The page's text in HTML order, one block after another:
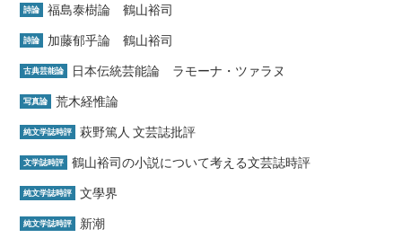
詩論 福島泰樹論 鶴山裕司
詩論 加藤郁乎論 鶴山裕司
古典芸能論 日本伝統芸能論 ラモーナ・ツァラヌ
写真論 荒木経惟論
純文学誌時評 萩野篤人 文芸誌批評
文学誌時評 鶴山裕司の小説について考える文芸誌時評
純文学誌時評 文學界
純文学誌時評 新潮